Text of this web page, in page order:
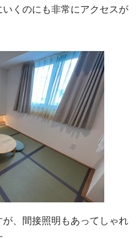
くのにも非常にアクセスが
、間接照明もあってしゃれ